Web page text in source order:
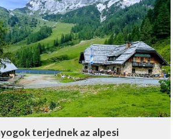
terjednek az alpesi